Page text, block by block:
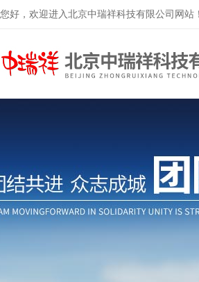
您好，欢迎进入北京中瑞祥科技有限公司网站！